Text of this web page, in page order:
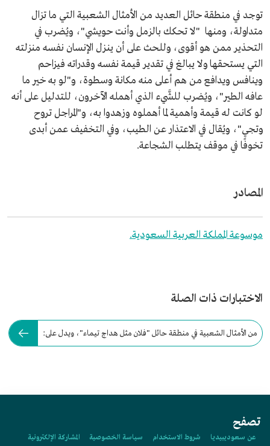
توجد في منطقة حائل العديد من الأمثال الشعبية التي ما تزال
متداولة، ومنها "لا تحكك بالزمل وأنت حويشي"، ويُضرب في
التحذير ممن هو أقوى، وللحث على أن ينزل الإنسان نفسه منزلته
التي يستحقها ولا يبالغ في تقدير قيمة نفسه وقدراته فيزاحم
وينافس ويدافع من هم أعلى منه مكانة وسطوة، و"لو به خير ما
عافه الطير"، ويُضرب للشَّيء الذي أهمله الآخرون، للتدليل على أنه
لو كانت له قيمة وأهمية لما أهملوه وزهدوا به، و"المراجل تروح
وتجي"، ويُقال في الاعتذار عن الطيب، وفي التخفيف عمن أبدى
تخوفًا في موقف يتطلب الشجاعة.
المصادر
موسوعة المملكة العربية السعودية.
الاختبارات ذات الصلة
من الأمثال الشعبية في منطقة حائل "فلان مثل هداج تيماء"، ويدل على:
تصفح
عن سعوديبيديا شروط الاستخدام سياسة الخصوصية المشاركة الإلكترونية